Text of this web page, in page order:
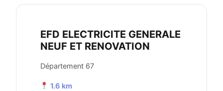
EFD ELECTRICITE GENERALE
NEUF ET RENOVATION
Département 67
1.6 km